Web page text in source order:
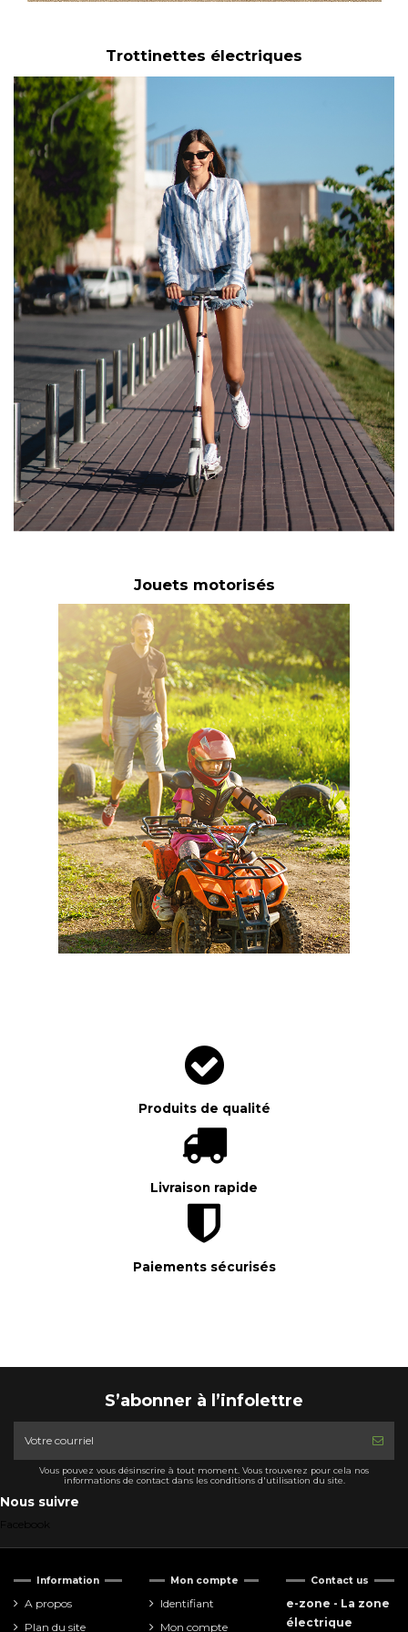
Trottinettes électriques
Jouets motorisés
Produits de qualité
Livraison rapide
Paiements sécurisés
S’abonner à l’infolettre
Vous pouvez vous désinscrire à tout moment. Vous trouverez pour cela nos
informations de contact dans les conditions d'utilisation du site.
Nous suivre
Information
A propos
Plan du site
Mon compte
Identifiant
Mon compte
Contact us
e-zone - La zone
électrique